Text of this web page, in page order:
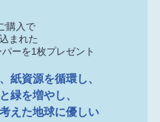
購入 で
まれた
ーを1枚プレゼント
紙資源を循環し、
緑を増やし、
えた地球に優しい